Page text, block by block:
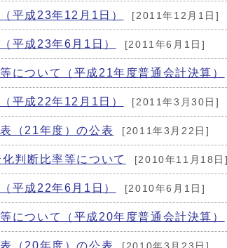
平成23年12月1日） [2011年12月1日]
平成23年6月1日） [2011年6月1日]
について（平成21年度普通会計決算）
平成22年12月1日） [2011年3月30日]
（21年度）の公表 [2011年3月22日]
判断比率等について [2010年11月18日]
平成22年6月1日） [2010年6月1日]
について（平成20年度普通会計決算）
（20年度）の公表